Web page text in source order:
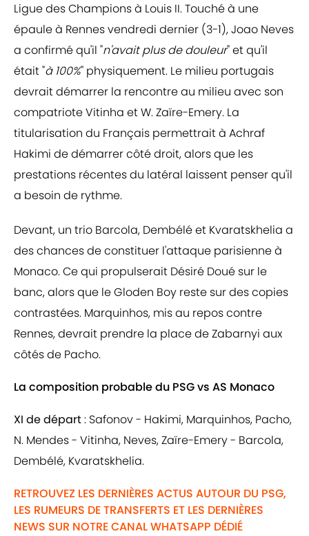
Ligue des Champions à Louis II. Touché à une
épaule à Rennes vendredi dernier (3-1), Joao Neves
a confirmé qu'il "n'avait plus de douleur" et qu'il
était "à 100%" physiquement. Le milieu portugais
devrait démarrer la rencontre au milieu avec son
compatriote Vitinha et W. Zaïre-Emery. La
titularisation du Français permettrait à Achraf
Hakimi de démarrer côté droit, alors que les
prestations récentes du latéral laissent penser qu'il
a besoin de rythme.
Devant, un trio Barcola, Dembélé et Kvaratskhelia a
des chances de constituer l'attaque parisienne à
Monaco. Ce qui propulserait Désiré Doué sur le
banc, alors que le Gloden Boy reste sur des copies
contrastées. Marquinhos, mis au repos contre
Rennes, devrait prendre la place de Zabarnyi aux
côtés de Pacho.
La composition probable du PSG vs AS Monaco
XI de départ: Safonov - Hakimi, Marquinhos, Pacho,
N. Mendes - Vitinha, Neves, Zaïre-Emery - Barcola,
Dembélé, Kvaratskhelia.
RETROUVEZ LES DERNIÈRES ACTUS AUTOUR DU PSG,
LES RUMEURS DE TRANSFERTS ET LES DERNIÈRES
NEWS SUR NOTRE CANAL WHATSAPP DÉDIÉ